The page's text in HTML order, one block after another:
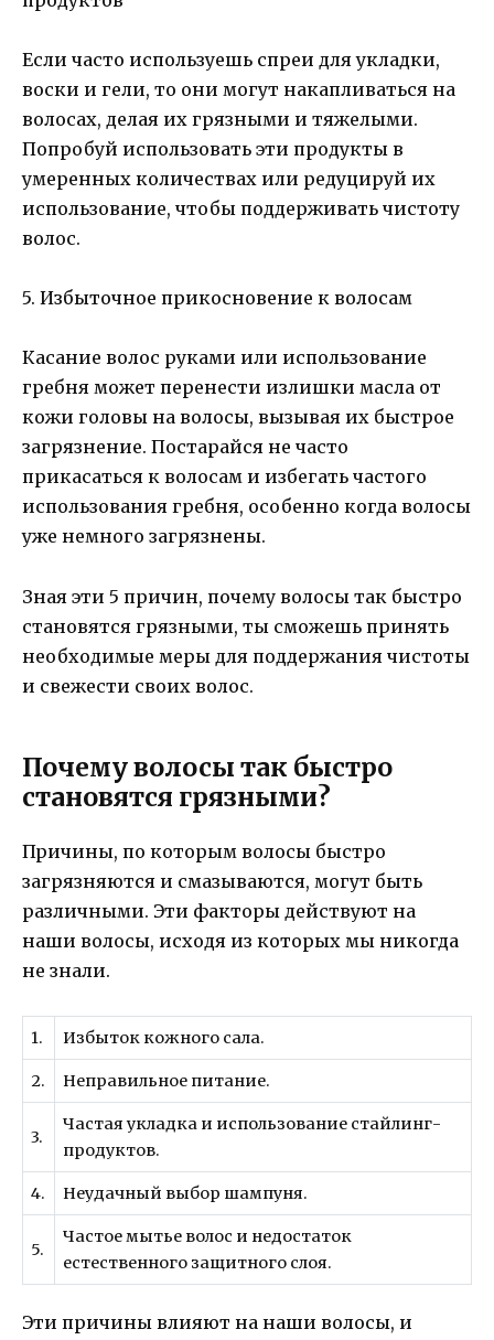
Если часто используешь спреи для укладки,
воски и гели, то они могут накапливаться на
волосах, делая их грязными и тяжелыми.
Попробуй использовать эти продукты в
умеренных количествах или редуцируй их
использование, чтобы поддерживать чистоту
волос.
5. Избыточное прикосновение к волосам
Касание волос руками или использование
гребня может перенести излишки масла от
кожи головы на волосы, вызывая их быстрое
загрязнение. Постарайся не часто
прикасаться к волосам и избегать частого
использования гребня, особенно когда волосы
уже немного загрязнены.
Зная эти 5 причин, почему волосы так быстро
становятся грязными, ты сможешь принять
необходимые меры для поддержания чистоты
и свежести своих волос.
Почему волосы так быстро
становятся грязными?
Причины, по которым волосы быстро
загрязняются и смазываются, могут быть
различными. Эти факторы действуют на
наши волосы, исходя из которых мы никогда
не знали.
1. Избыток кожного сала.
2. Неправильное питание.
3.
Частая укладка и использование стайлинг-
продуктов.
4. Неудачный выбор шампуня.
5.
Частое мытье волос и недостаток
естественного защитного слоя.
Эти причины влияют на наши волосы, и